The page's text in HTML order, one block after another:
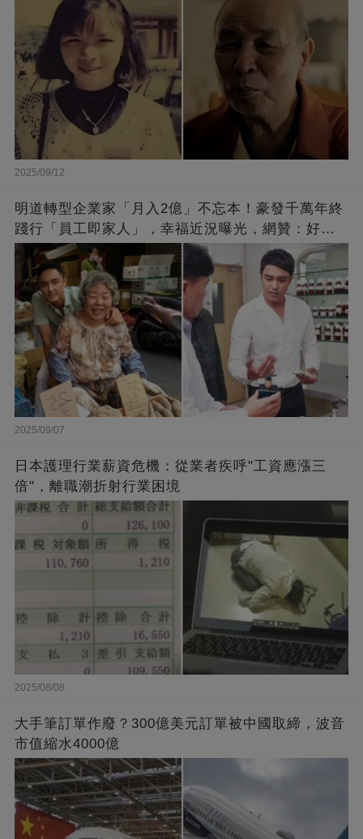
2025/09/12
明道轉型企業家「月入2億」不忘本！豪發千萬年終
踐行「員工即家人」，幸福近況曝光，網贊：好老
闆的福報
2025/09/07
日本護理行業薪資危機：從業者疾呼"工資應漲三
倍"，離職潮折射行業困境
2025/08/08
大手筆訂單作廢？300億美元訂單被中國取締，波音
市值縮水4000億